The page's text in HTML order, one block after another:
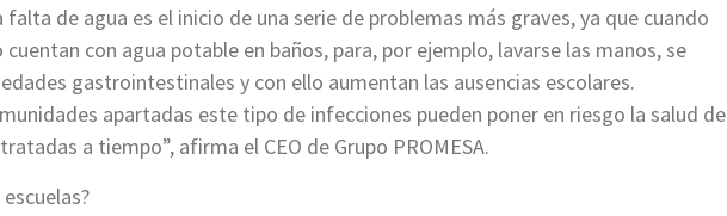
de agua es el inicio de una serie de problemas más graves, ya que cuando
cuentan con agua potable en baños, para, por ejemplo, lavarse las manos, se
gastrointestinales y con ello aumentan las ausencias escolares.
apartadas este tipo de infecciones pueden poner en riesgo la salud de
a tiempo”, afirma el CEO de Grupo PROMESA.